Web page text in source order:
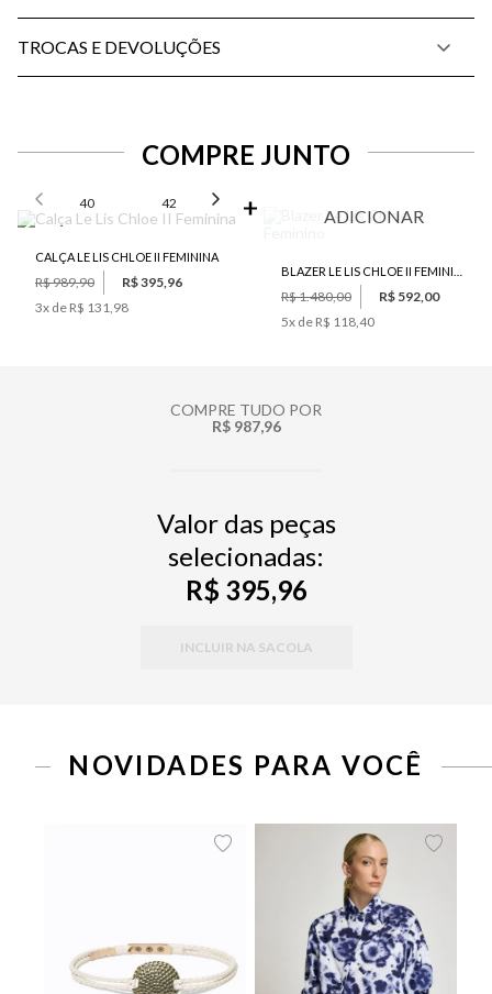
TROCAS E DEVOLUÇÕES
COMPRE JUNTO
40 42 44
CALÇA LE LIS CHLOE II FEMININA
R$ 989,90
R$ 395,96
3x de R$ 131,98
ADICIONAR
R$ 1.480,00
R$ 592,00
5x de R$ 118,40
COMPRE TUDO POR
R$ 987,96
Valor das peças
selecionadas:
R$ 395,96
INCLUIR NA SACOLA
NOVIDADES PARA VOCÊ